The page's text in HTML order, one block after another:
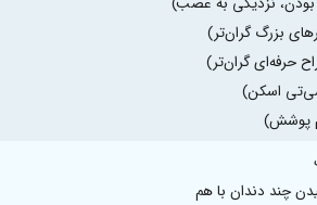
چند دندان با هم